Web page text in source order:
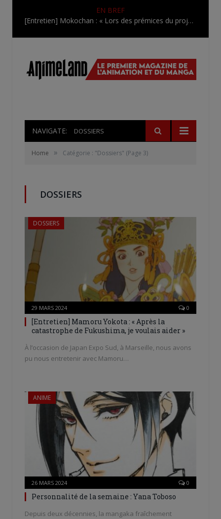
EN BREF
[Entretien] Mokochan : « Lors des prémices du projet, il était déjà demandé de suivre au mieux le manga originel.»
NAVIGATE: DOSSIERS
Home » Catégorie : "Dossiers" (Page 3)
DOSSIERS
DOSSIERS
29 MARS 2024 0
[Entretien] Mamoru Yokota : « Après la
catastrophe de Fukushima, je voulais aider »
À l’occasion de Japan Expo Sud, à Marseille, nous avons
pu nous entretenir avec Mamoru…
ANIME
26 MARS 2024 0
Personnalité de la semaine : Yana Toboso
Depuis deux décennies, la mangaka fraîchement